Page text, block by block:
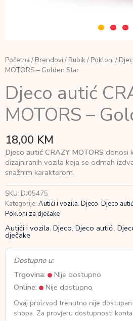
Početna / Brendovi / Rubik/ Pokloni /
MOTORS – Golden Star
Djeco autić
MOTORS –
18,00 KM
Djeco autić CRAZY MOTORS donosi
dizajniranih vozila koja se odmah
snažnim karakterom.
SKU: DJ05475
Kategorije: Autići i vozila, Djeco, Djeco
Pokloni za dječake
Autići i vozila, Djeco, Djeco autići,
dječake
Dostupno u:
Trgovina:
Nije dostupno
Online:
Nije dostupno
Ovaj proizvod trenutno nije
shopa. Za provjeru dostupnosti